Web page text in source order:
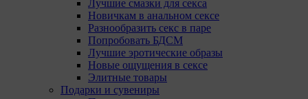
Лучшие смазки для секса
Новичкам в анальном сексе
Разнообразить секс в паре
Попробовать БДСМ
Лучшие эротические образы
Новые ощущения в сексе
Элитные товары
Подарки и сувениры